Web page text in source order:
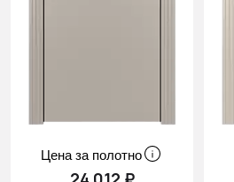
Цена за полотно